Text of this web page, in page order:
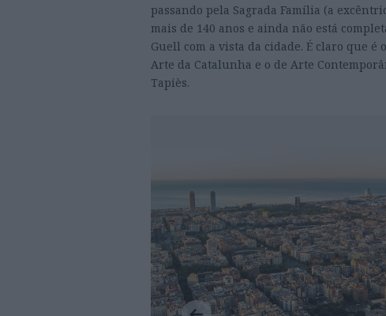
passando pela Sagrada Família (a
mais de 140 anos e ainda não está
Guell com a vista da cidade. É claro que
Arte da Catalunha e o de Arte
Tapiès.